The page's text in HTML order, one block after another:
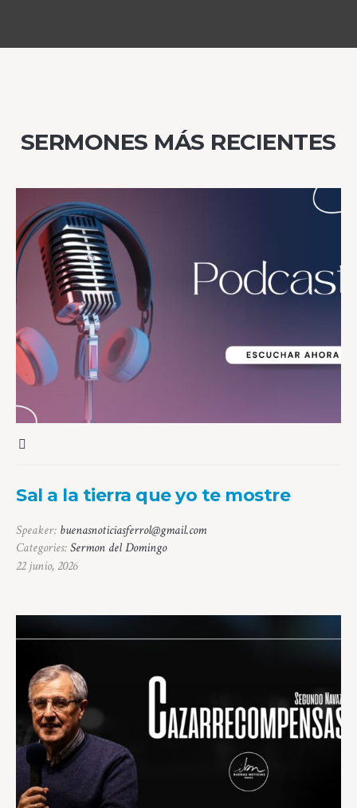
SERMONES MÁS RECIENTES
Sal a la tierra que yo te mostre
Speaker: buenasnoticiasferrol@gmail.com
Categories:Sermon del Domingo
22 junio, 2026